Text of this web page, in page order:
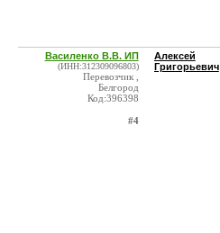
Василенко В.В. ИП
(ИНН:312309096803)
Перевозчик ,
Белгород
Код:396398
#4
Алексей
Григорьевич